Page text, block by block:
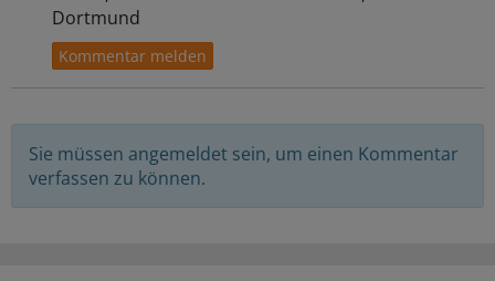
Dortmund
Sie müssen angemeldet sein, um einen Kommentar
verfassen zu können.